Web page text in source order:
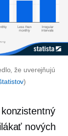
že uverejňujú
)
nových